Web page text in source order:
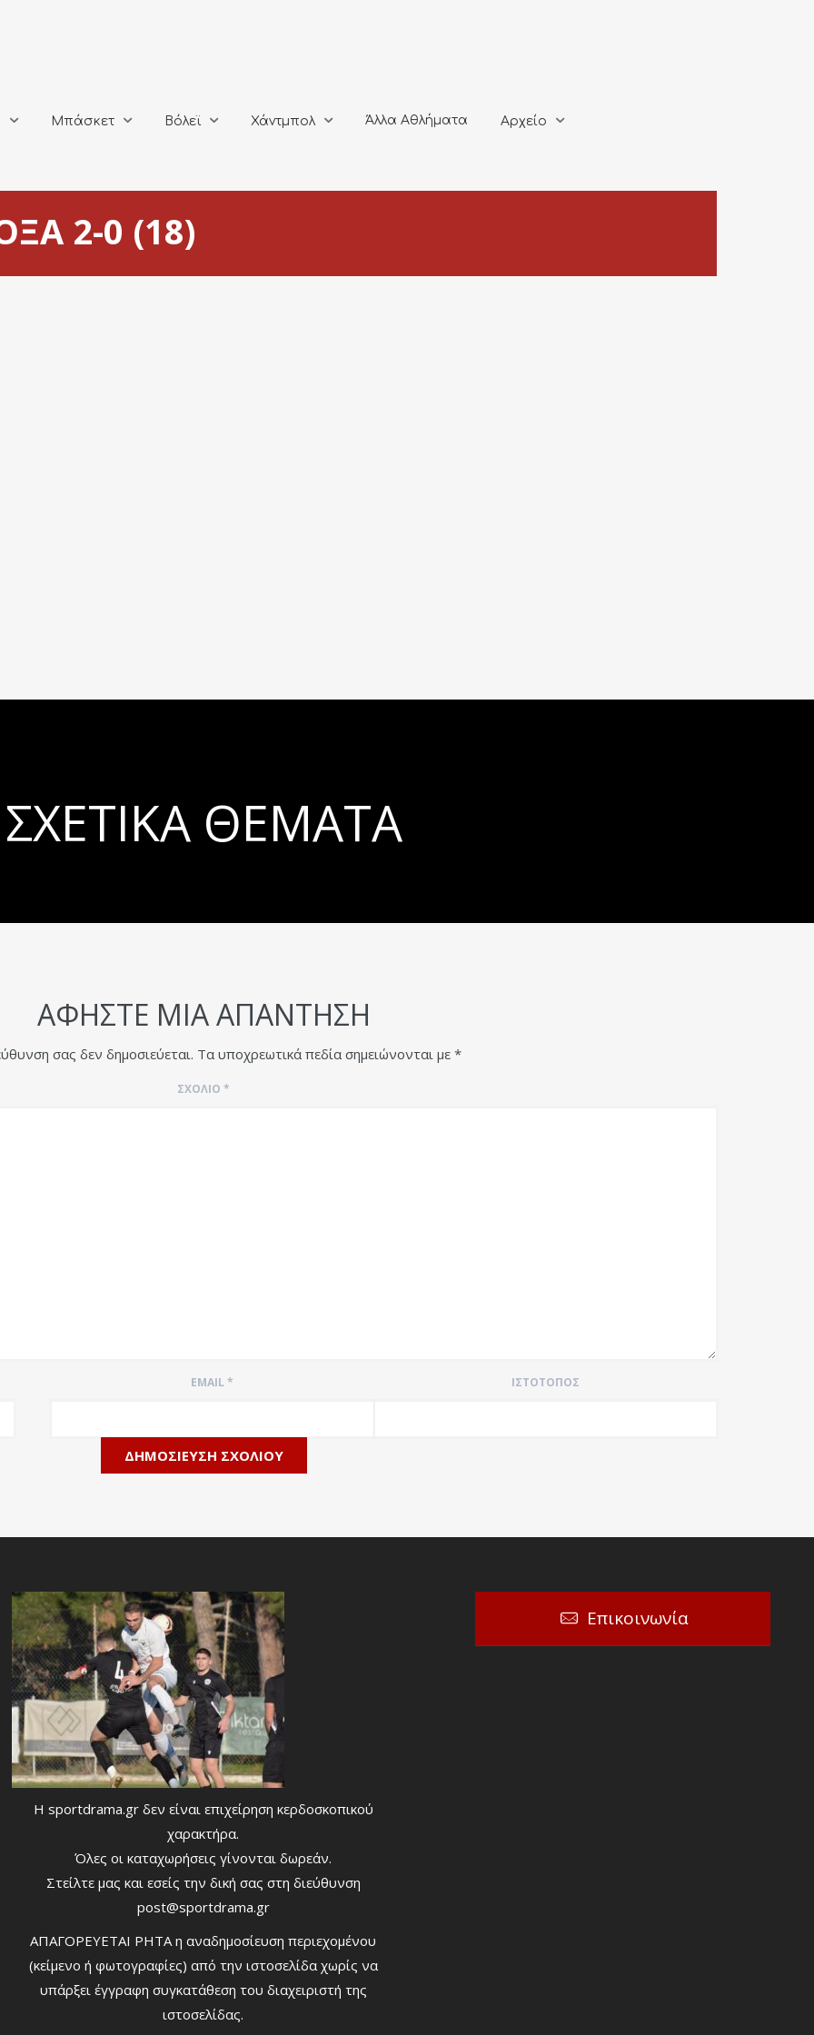
Μπάσκετ Βόλεϊ Χάντμπολ Άλλα Αθλήματα Αρχείο
2-0 (18)
ΣΧΕΤΙΚΆ ΘΈΜΑΤΑ
ΑΦΉΣΤΕ ΜΙΑ ΑΠΆΝΤΗΣΗ
σας δεν δημοσιεύεται. Τα υποχρεωτικά πεδία σημειώνονται με *
ΣΧΌΛΙΟ *
EMAIL* ΙΣΤΌΤΟΠΟΣ
Η sportdrama.gr δεν είναι επιχείρηση κερδοσκοπικού
χαρακτήρα.
Όλες οι καταχωρήσεις γίνονται δωρεάν.
Στείλτε μας και εσείς την δική σας στη διεύθυνση
post@sportdrama.gr
ΑΠΑΓΟΡΕΥΕΤΑΙ ΡΗΤΑ η αναδημοσίευση περιεχομένου
(κείμενο ή φωτογραφίες) από την ιστοσελίδα χωρίς να
υπάρξει έγγραφη συγκατάθεση του διαχειριστή της
ιστοσελίδας.
Επικοινωνία